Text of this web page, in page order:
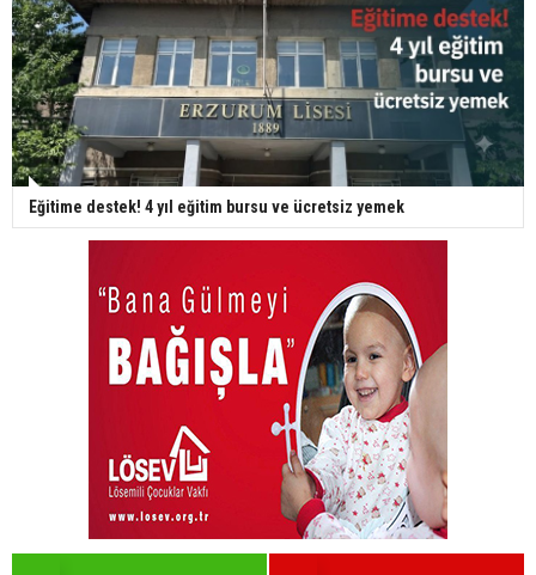
Eğitime destek! 4 yıl eğitim bursu ve ücretsiz yemek